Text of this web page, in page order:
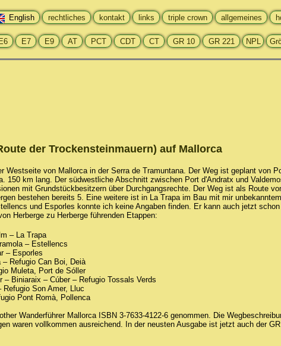
der Trockensteinmauern) auf Mallorca
Westseite von Mallorca in der Serra de Tramuntana. Der Weg ist geplant von
150 km lang. Der südwestliche Abschnitt zwischen Port d'Andratx und
mit Grundstückbesitzern über Durchgangsrechte. Der Weg ist als Route
bestehen bereits 5. Eine weitere ist in La Trapa im Bau mit mir
und Esporles konnte ich keine Angaben finden. Er kann auch jetzt
Herberge zu Herberge führenden Etappen:
– La Trapa
– Estellencs
– Esporles
Refugio Can Boi, Deià
Muleta, Port de Sóller
– Biniaraix – Cúber – Refugio Tossals Verds
Son Amer, Lluc
Pont Romà, Pollenca
Wanderführer Mallorca ISBN 3-7633-4122-6 genommen. Die
waren vollkommen ausreichend. In der neusten Ausgabe ist jetzt auch der